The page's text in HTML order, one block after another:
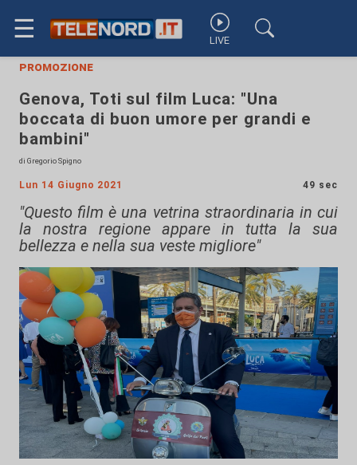
☰ LIVE
promozione
Genova, Toti sul film Luca: "Una
boccata di buon umore per grandi e
bambini"
di Gregorio Spigno
Lun 14 Giugno 2021 49 sec
"Questo film è una vetrina straordinaria in cui
la nostra regione appare in tutta la sua
bellezza e nella sua veste migliore"